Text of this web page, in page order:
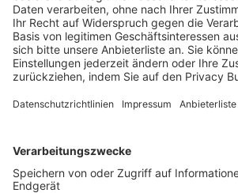
Trainerbörse
Login SpielPlus
FOLGE DEM BFV
TOP-VEREINE